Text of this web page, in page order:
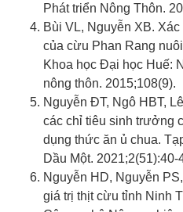
Phát triển Nông Thôn.
Bùi VL, Nguyễn XB.
của cừu Phan Rang
Khoa học Đại học Huế:
nông thôn. 2015;108(9).
Nguyễn ĐT, Ngô HBT,
các chỉ tiêu sinh trưởng
dụng thức ăn ủ chua.
Dầu Một. 2021;2(51):40-
Nguyễn HD, Nguyễn
giá trị thịt cừu tỉnh Ninh